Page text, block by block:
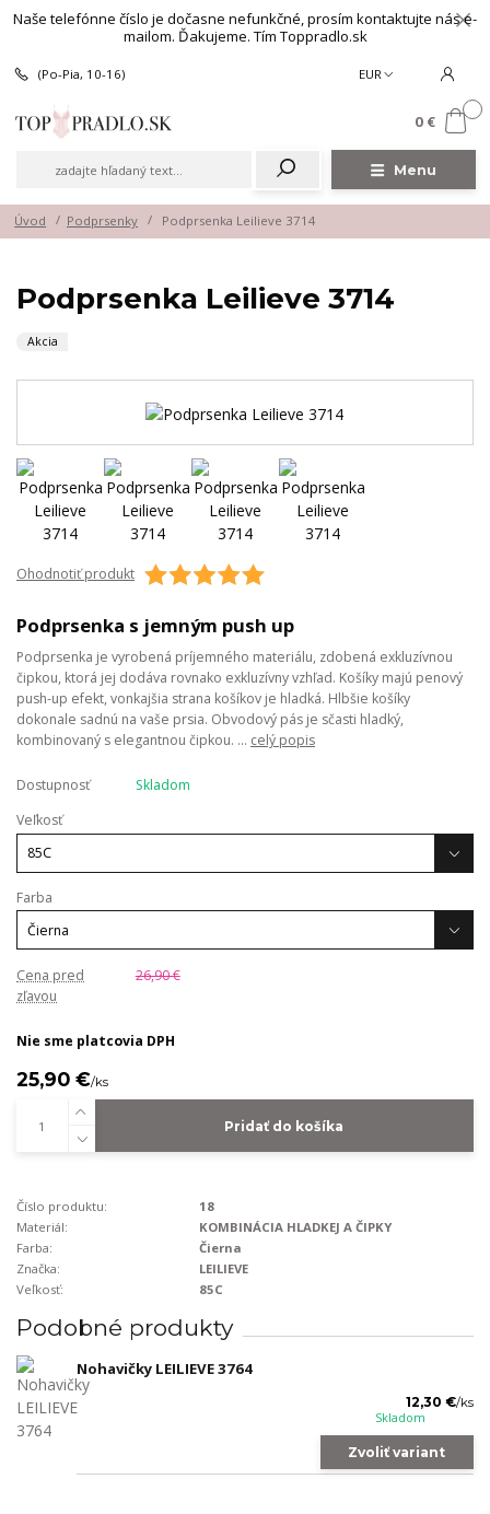
Naše telefónne číslo je dočasne nefunkčné, prosím kontaktujte nás e-
mailom. Ďakujeme. Tím Toppradlo.sk
Menu
EUR
(Po-Pia, 10-16)
0 €
Úvod Podprsenky Podprsenka Leilieve 3714
Podprsenka Leilieve 3714
Akcia
Ohodnotiť produkt
Podprsenka s jemným push up
Podprsenka je vyrobená príjemného materiálu, zdobená exkluzívnou
čipkou, ktorá jej dodáva rovnako exkluzívny vzhľad. Košíky majú penový
push-up efekt, vonkajšia strana košíkov je hladká. Hlbšie košíky
dokonale sadnú na vaše prsia. Obvodový pás je sčasti hladký,
kombinovaný s elegantnou čipkou. ... celý popis
Dostupnosť
Skladom
Veľkosť
Farba
Cena pred
zľavou
26,90 €
Nie sme platcovia DPH
25,90 €/ks
Pridať do košíka
Číslo produktu:
18
Materiál:
KOMBINÁCIA HLADKEJ A ČIPKY
Farba:
Čierna
Značka:
LEILIEVE
Veľkosť:
85C
Podobné produkty
Nohavičky LEILIEVE 3764
12,30 €/ks
Skladom
Zvoliť variant